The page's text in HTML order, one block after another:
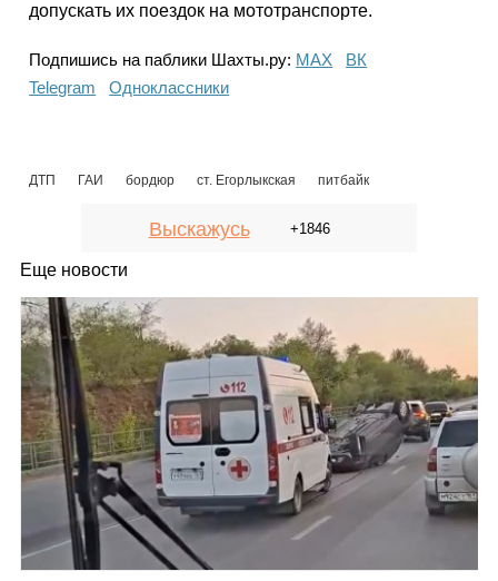
допускать их поездок на мототранспорте.
Подпишись на паблики Шахты.ру: МАХ
ВК
Telegram
Одноклассники
ДТП ГАИ бордюр ст. Егорлыкская питбайк
Выскажусь +1846
Еще новости